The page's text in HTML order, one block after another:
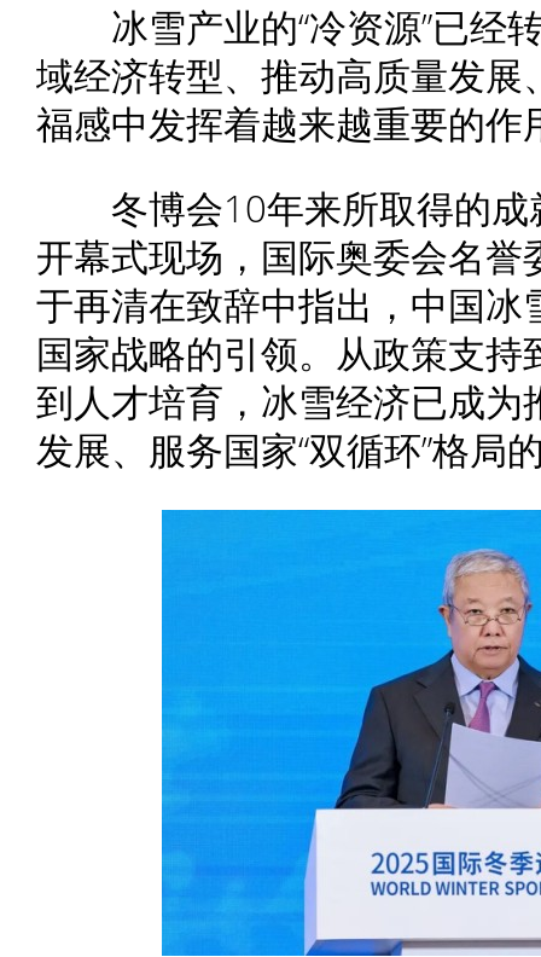
冰雪产业的“冷资源”已经转
域经济转型、推动高质量发
福感中发挥着越来越重要的作
冬博会10年来所取得的成
开幕式现场，国际奥委会名
于再清在致辞中指出，中国
国家战略的引领。从政策支
到人才培育，冰雪经济已成
发展、服务国家“双循环”格局